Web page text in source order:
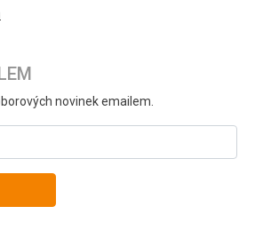
novinek emailem.